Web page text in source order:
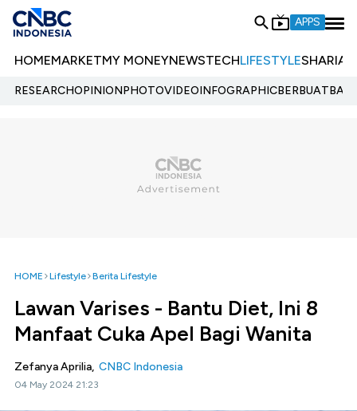
APPS
HOMEMARKETMY MONEYNEWSTECHLIFESTYLESHARIA
RESEARCHOPINIONPHOTOVIDEOINFOGRAPHIC
HOME Lifestyle Berita Lifestyle
Lawan Varises - Bantu Diet, Ini 8
Manfaat Cuka Apel Bagi Wanita
Zefanya Aprilia, CNBC Indonesia
04 May 2024 21:23